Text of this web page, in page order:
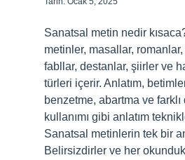
Sanatsal metin nedir
metinler, masallar, romanlar,
fabllar, destanlar, şiirler ve
türleri içerir. Anlatım,
benzetme, abartma ve farklı
kullanımı gibi anlatım
Sanatsal metinlerin tek bir
Belirsizdirler ve her